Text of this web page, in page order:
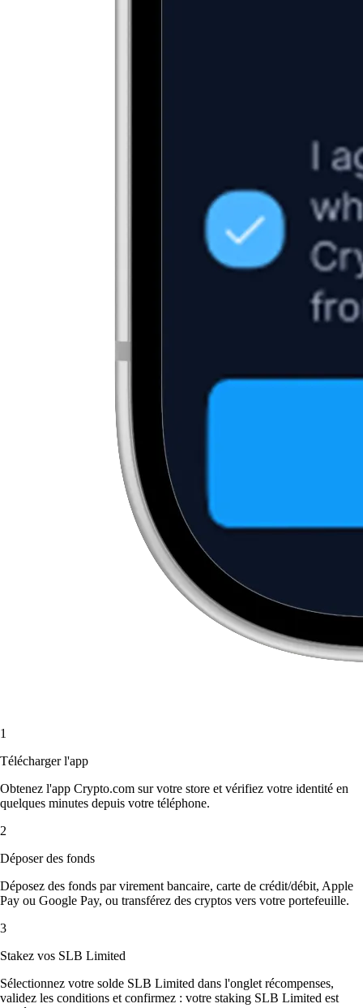
1
Télécharger l'app
Obtenez l'app Crypto.com sur votre store et vérifiez votre identité en
quelques minutes depuis votre téléphone.
2
Déposer des fonds
Déposez des fonds par virement bancaire, carte de crédit/débit, Apple
Pay ou Google Pay, ou transférez des cryptos vers votre portefeuille.
3
Stakez vos SLB Limited
Sélectionnez votre solde SLB Limited dans l'onglet récompenses,
validez les conditions et confirmez : votre staking SLB Limited est